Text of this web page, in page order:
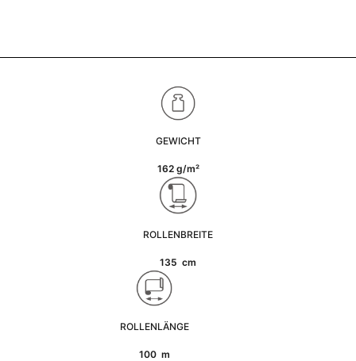
GEWICHT
162 g/m²
ROLLENBREITE
135 cm
ROLLENLÄNGE
100 m